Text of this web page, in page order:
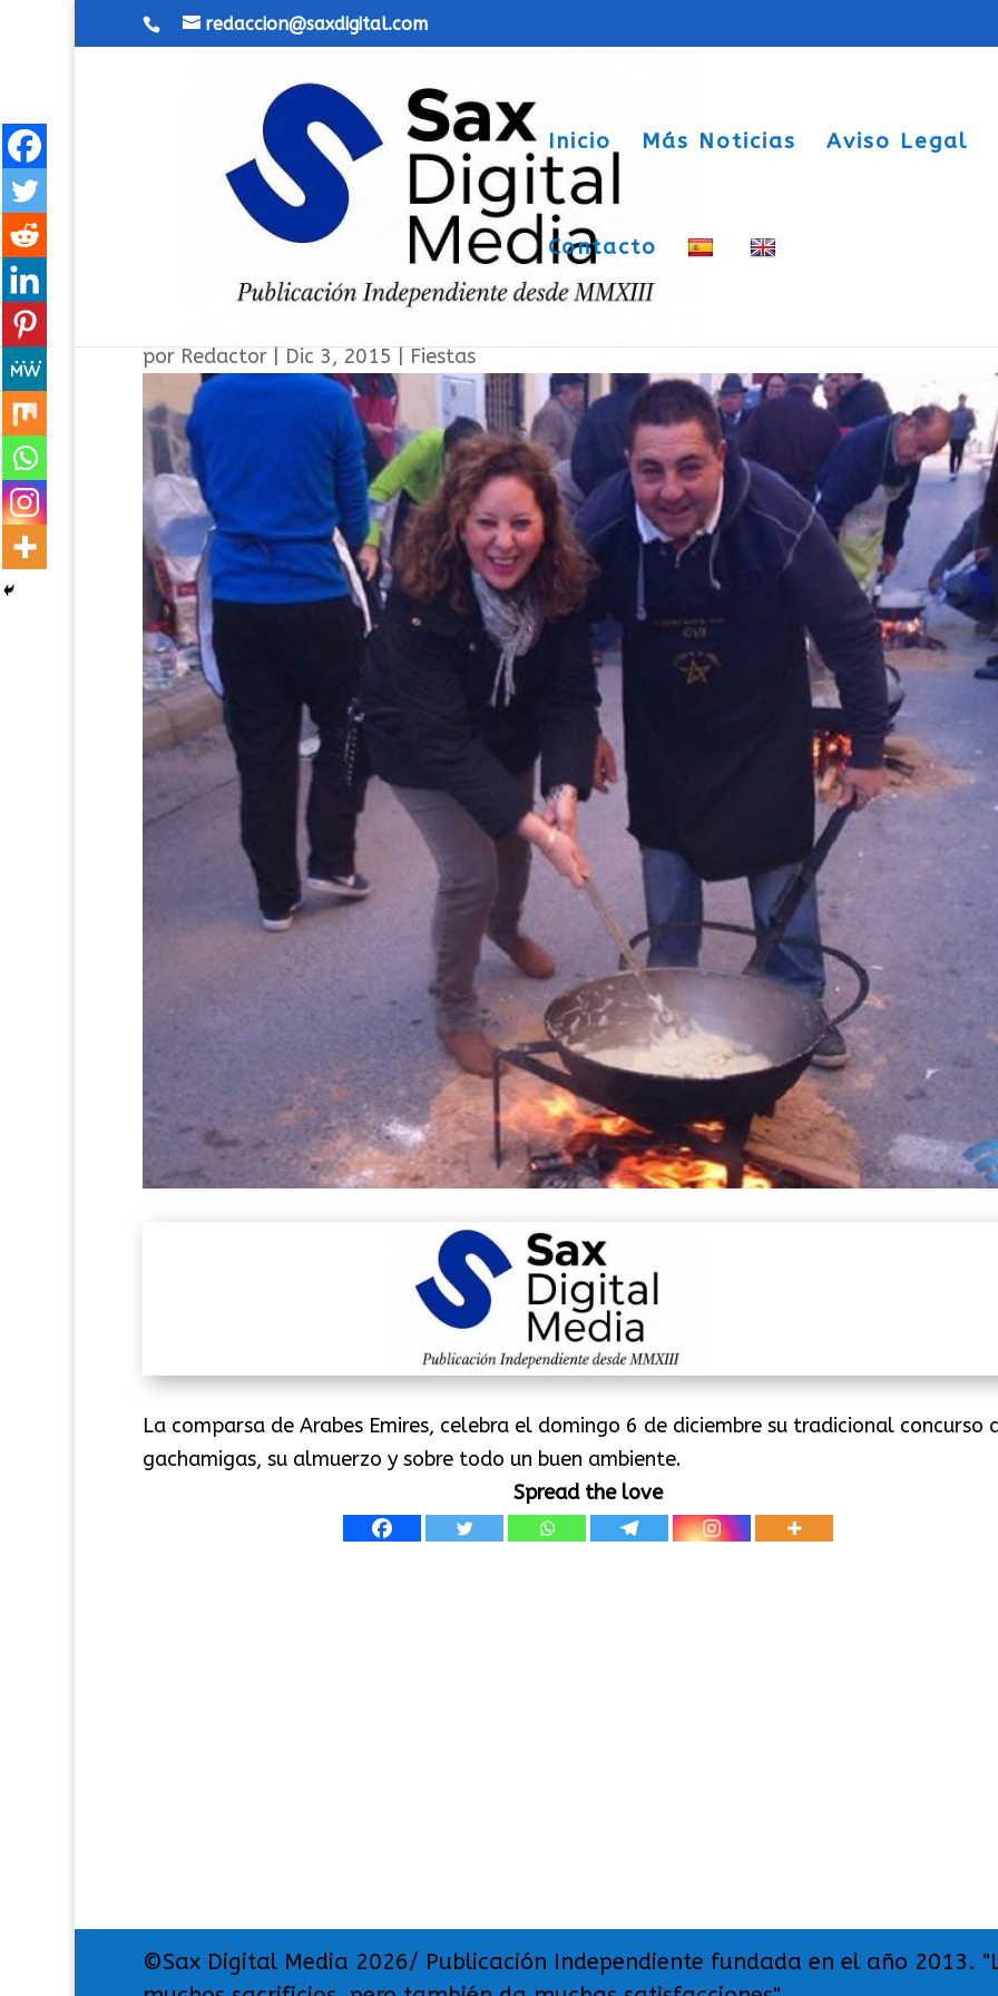
redaccion@saxdigital.com
Inicio Más Noticias Aviso Legal
Contacto
Concurso Emir, gachamiguero
por Redactor| Dic 3, 2015 Fiestas
La comparsa de Arabes Emires, celebra el domingo 6 de diciembre su tradicional concurso
gachamigas, su almuerzo y sobre todo un buen ambiente.
Spread the love
©Sax Digital Media 2026/ Publicación Independiente fundada en el año 2013.